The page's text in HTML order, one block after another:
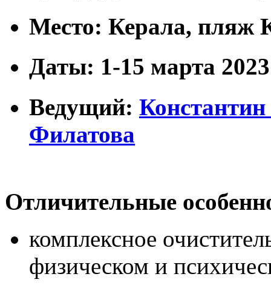
Место: Керала, пляж
Даты: 1-15 марта 2023
Ведущий:
Филатова
Отличительные
комплексное
физическом и